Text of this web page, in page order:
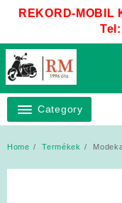
REKORD-MOBIL
Tel:
Category
Home Termékek